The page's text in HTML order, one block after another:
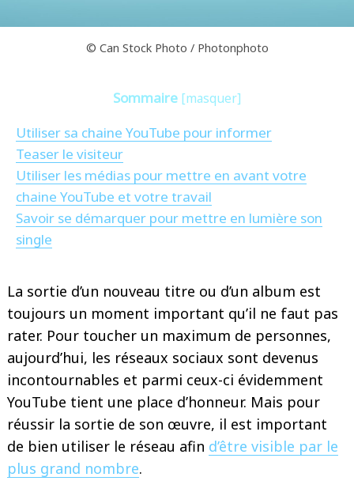
© Can Stock Photo / Photonphoto
Sommaire [masquer]
Utiliser sa chaine YouTube pour informer
Teaser le visiteur
Utiliser les médias pour mettre en avant votre
chaine YouTube et votre travail
Savoir se démarquer pour mettre en lumière son
single
La sortie d’un nouveau titre ou d’un album est
toujours un moment important qu’il ne faut pas
rater. Pour toucher un maximum de personnes,
aujourd’hui, les réseaux sociaux sont devenus
incontournables et parmi ceux-ci évidemment
YouTube tient une place d’honneur. Mais pour
réussir la sortie de son œuvre, il est important
de bien utiliser le réseau afin d’être visible par le
plus grand nombre.